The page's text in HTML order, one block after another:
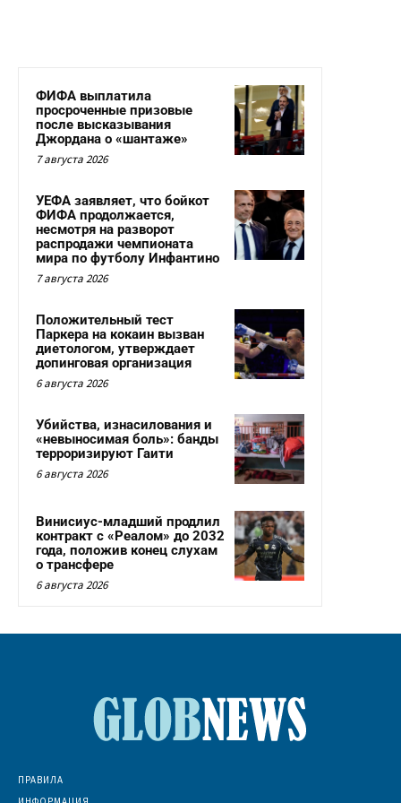
ФИФА выплатила
просроченные призовые
после высказывания
Джордана о «шантаже»
7 августа 2026
УЕФА заявляет, что бойкот
ФИФА продолжается,
несмотря на разворот
распродажи чемпионата
мира по футболу Инфантино
7 августа 2026
Положительный тест
Паркера на кокаин вызван
диетологом, утверждает
допинговая организация
6 августа 2026
Убийства, изнасилования и
«невыносимая боль»: банды
терроризируют Гаити
6 августа 2026
Винисиус-младший продлил
контракт с «Реалом» до 2032
года, положив конец слухам
о трансфере
6 августа 2026
ПРАВИЛА